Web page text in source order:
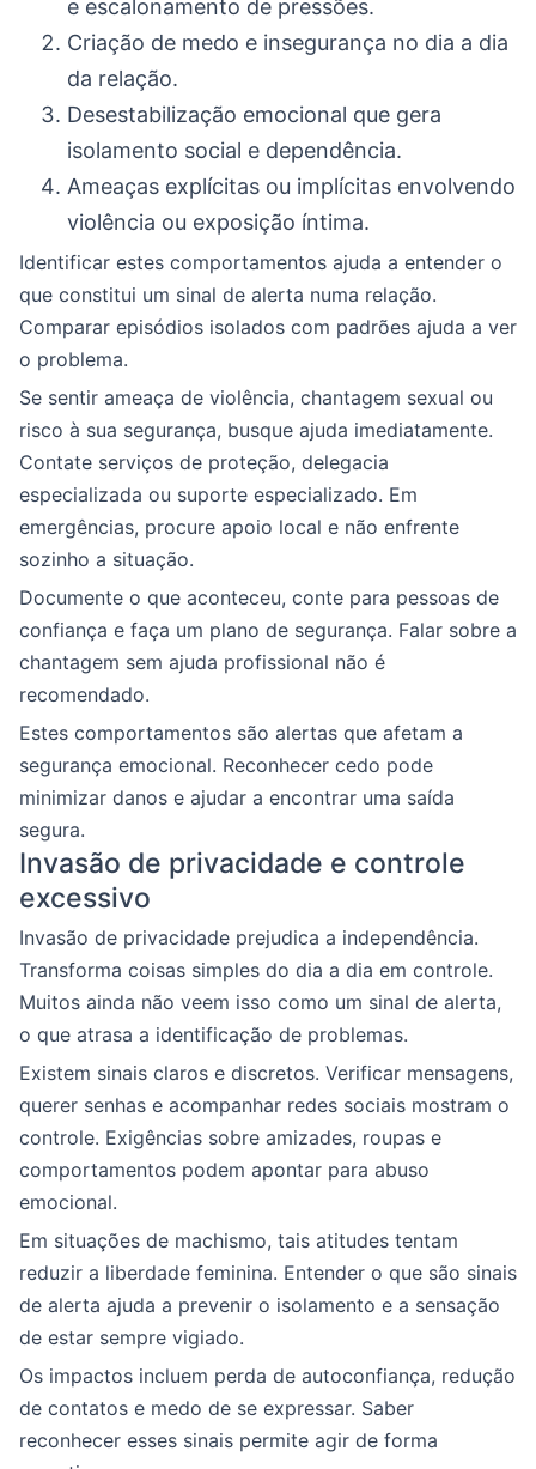
e escalonamento de pressões.
Criação de medo e insegurança no dia a dia
da relação.
Desestabilização emocional que gera
isolamento social e dependência.
Ameaças explícitas ou implícitas envolvendo
violência ou exposição íntima.
Identificar estes comportamentos ajuda a entender o
que constitui um sinal de alerta numa relação.
Comparar episódios isolados com padrões ajuda a ver
o problema.
Se sentir ameaça de violência, chantagem sexual ou
risco à sua segurança, busque ajuda imediatamente.
Contate serviços de proteção, delegacia
especializada ou suporte especializado. Em
emergências, procure apoio local e não enfrente
sozinho a situação.
Documente o que aconteceu, conte para pessoas de
confiança e faça um plano de segurança. Falar sobre a
chantagem sem ajuda profissional não é
recomendado.
Estes comportamentos são alertas que afetam a
segurança emocional. Reconhecer cedo pode
minimizar danos e ajudar a encontrar uma saída
segura.
Invasão de privacidade e controle
excessivo
Invasão de privacidade prejudica a independência.
Transforma coisas simples do dia a dia em controle.
Muitos ainda não veem isso como um sinal de alerta,
o que atrasa a identificação de problemas.
Existem sinais claros e discretos. Verificar mensagens,
querer senhas e acompanhar redes sociais mostram o
controle. Exigências sobre amizades, roupas e
comportamentos podem apontar para abuso
emocional.
Em situações de machismo, tais atitudes tentam
reduzir a liberdade feminina. Entender o que são sinais
de alerta ajuda a prevenir o isolamento e a sensação
de estar sempre vigiado.
Os impactos incluem perda de autoconfiança, redução
de contatos e medo de se expressar. Saber
reconhecer esses sinais permite agir de forma